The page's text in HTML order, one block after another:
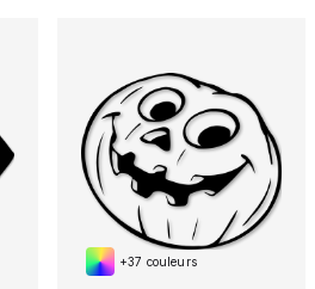
+37 couleurs